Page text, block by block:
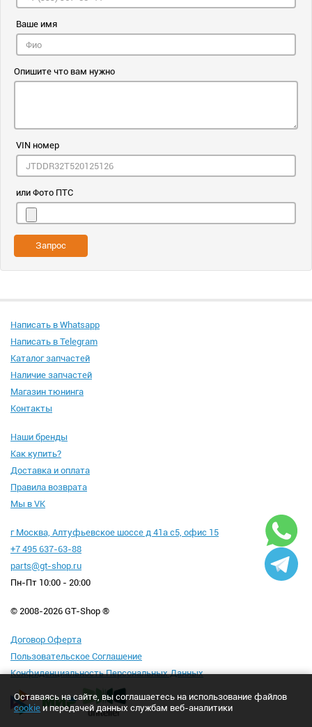
Ваше имя
Опишите что вам нужно
VIN номер
или Фото ПТС
Запрос
Написать в Whatsapp
Написать в Telegram
Каталог запчастей
Наличие запчастей
Магазин тюнинга
Контакты
Наши бренды
Как купить?
Доставка и оплата
Правила возврата
Мы в VK
г Москва, Алтуфьевское шоссе д 41а с5, офис 15
+7 495 637-63-88
parts@gt-shop.ru
Пн-Пт 10:00 - 20:00
© 2008-2026 GT-Shop ®
Договор Оферта
Пользовательское Соглашение
Конфиденциальность Персональных Данных
Оставаясь на сайте, вы соглашаетесь на использование файлов
cookie и передачей данных службам веб-аналитики